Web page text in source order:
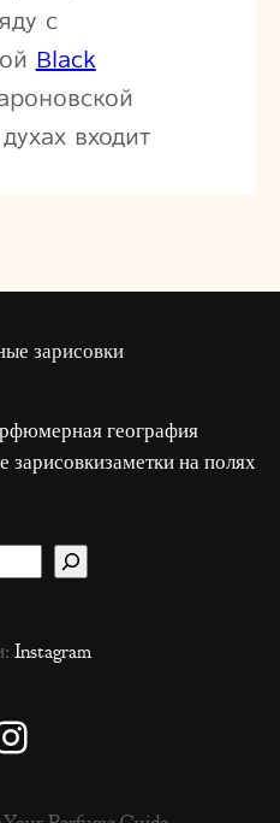
с
Black
входит
зарисовки
география
зарисовкизаметки на полях
Instagram